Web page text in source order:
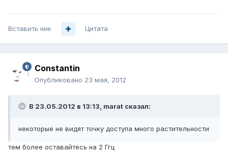
Вставить ник Цитата
Constantin
Опубликовано 23 мая, 2012
В 23.05.2012 в 13:13, marat сказал:
некоторые не видят точку доступа много растительности
тем более оставайтесь на 2 Ггц